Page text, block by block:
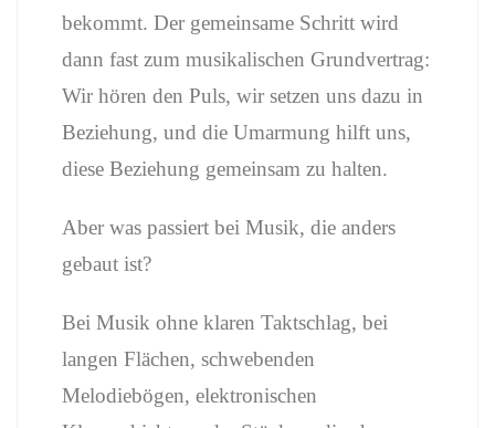
bekommt. Der gemeinsame Schritt wird
dann fast zum musikalischen Grundvertrag:
Wir hören den Puls, wir setzen uns dazu in
Beziehung, und die Umarmung hilft uns,
diese Beziehung gemeinsam zu halten.
Aber was passiert bei Musik, die anders
gebaut ist?
Bei Musik ohne klaren Taktschlag, bei
langen Flächen, schwebenden
Melodiebögen, elektronischen